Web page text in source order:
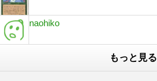
naohiko
もっと見る